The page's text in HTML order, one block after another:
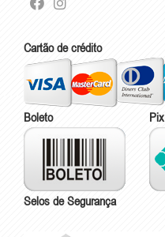
Cartão de crédito
Boleto Pix
Selos de Segurança